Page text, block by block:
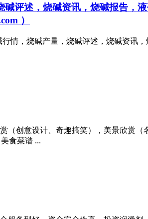
评述，烧碱资讯，烧碱报告，
）
行情，烧碱产量，烧碱评述，烧碱资
（创意设计、奇趣搞笑），美景欣赏
食菜谱 ...